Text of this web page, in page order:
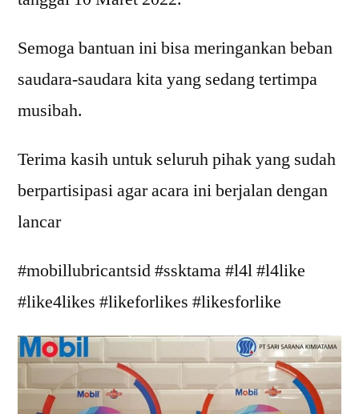
Semoga bantuan ini bisa meringankan beban
saudara-saudara kita yang sedang tertimpa
musibah.
Terima kasih untuk seluruh pihak yang sudah
berpartisipasi agar acara ini berjalan dengan
lancar
#mobillubricantsid #ssktama #l4l #l4like
#like4likes #likeforlikes #likesforlike